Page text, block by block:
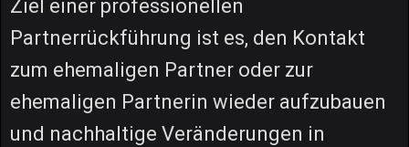
Ziel einer professionellen
Partnerrückführung ist es, den Kontakt
zum ehemaligen Partner oder zur
ehemaligen Partnerin wieder aufzubauen
und nachhaltige Veränderungen in